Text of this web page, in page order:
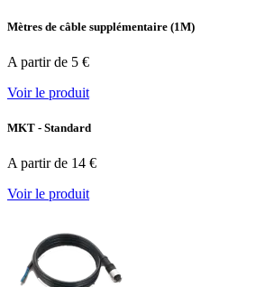
Mètres de câble supplémentaire (1M)
A partir de 5 €
Voir le produit
MKT - Standard
A partir de 14 €
Voir le produit